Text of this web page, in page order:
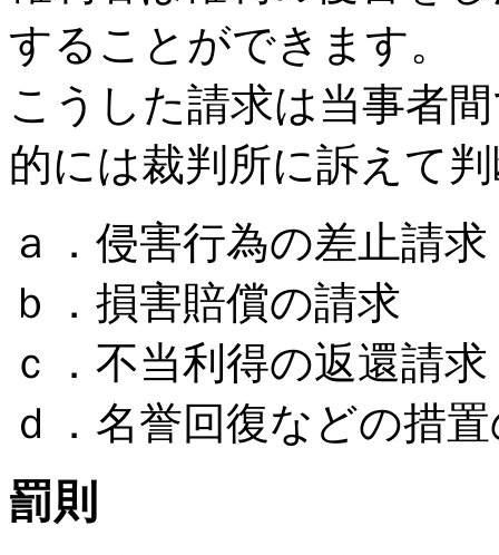
することができます。
こうした請求は当事者
的には裁判所に訴えて
ａ．侵害行為の差止請求
ｂ．損害賠償の請求
ｃ．不当利得の返還請求
ｄ．名誉回復などの措
罰則